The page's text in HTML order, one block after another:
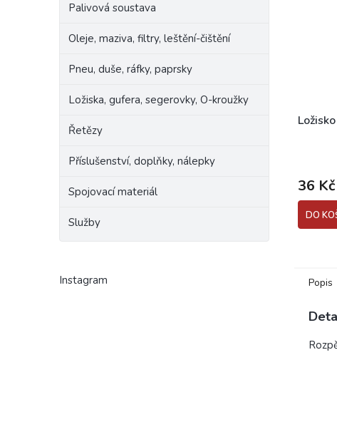
Palivová soustava
Oleje, maziva, filtry, leštění-čištění
Pneu, duše, ráfky, paprsky
Ložiska, gufera, segerovky, O-kroužky
Řetězy
Příslušenství, doplňky, nálepky
Spojovací materiál
Služby
Instagram
36 Kč
DO
Popis